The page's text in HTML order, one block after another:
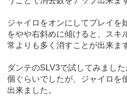
ジャイロをオンにしてプレイを
をやや右斜めに傾けると、スキ
常よりも多く消すことが出来ま
ダンテのSLV3で試してみまし
個ぐらいでしたが、ジャイロを
出来ました。